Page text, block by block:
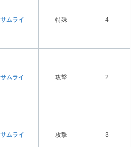
サムライ 特殊 4
サムライ 攻撃 2
サムライ 攻撃 3